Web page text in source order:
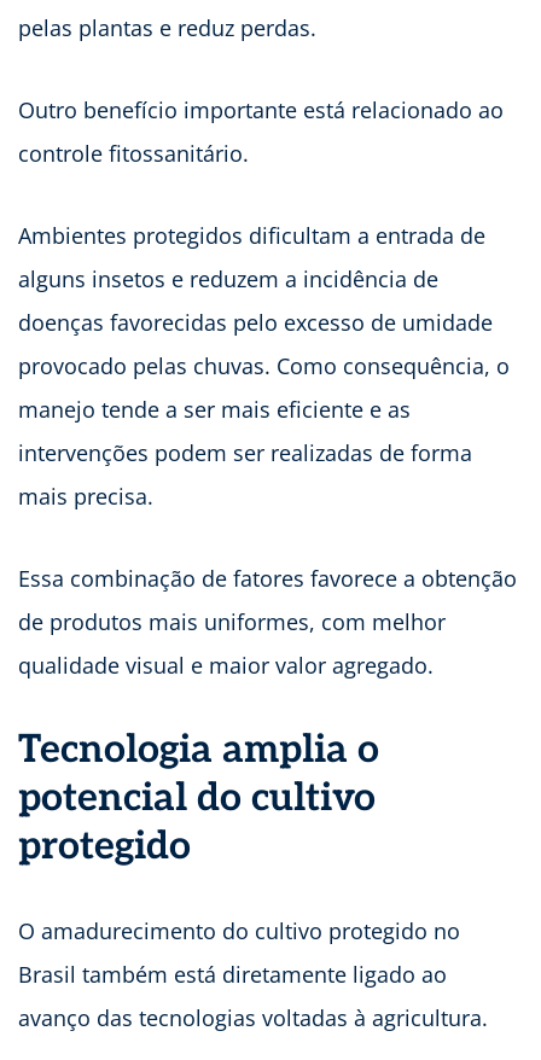
pelas plantas e reduz perdas.
Outro benefício importante está relacionado ao
controle fitossanitário.
Ambientes protegidos dificultam a entrada de
alguns insetos e reduzem a incidência de
doenças favorecidas pelo excesso de umidade
provocado pelas chuvas. Como consequência, o
manejo tende a ser mais eficiente e as
intervenções podem ser realizadas de forma
mais precisa.
Essa combinação de fatores favorece a obtenção
de produtos mais uniformes, com melhor
qualidade visual e maior valor agregado.
Tecnologia amplia o
potencial do cultivo
protegido
O amadurecimento do cultivo protegido no
Brasil também está diretamente ligado ao
avanço das tecnologias voltadas à agricultura.